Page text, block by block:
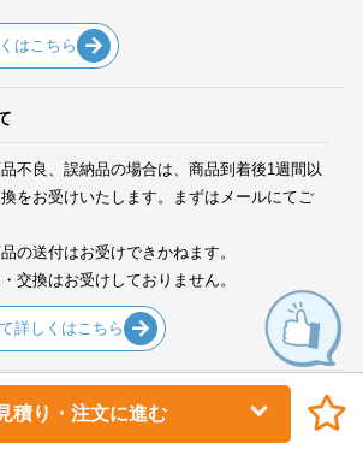
積り・注文に進む
はこちら
不良、誤納品の場合は、商品到着後1週間以
をお受けいたします。まずはメールにてご
の送付はお受けできかねます。
交換はお受けしておりません。
詳しくはこちら